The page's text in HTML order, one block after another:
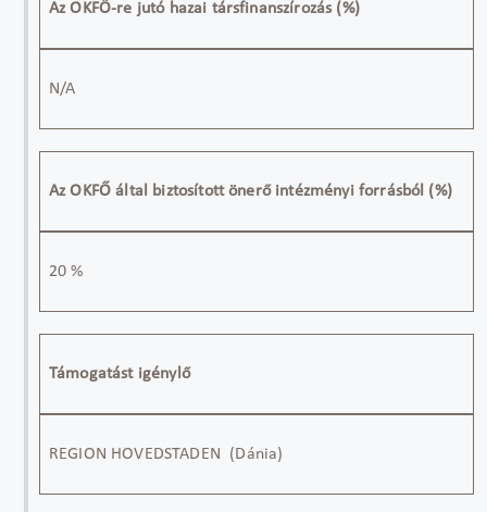
Az OKFŐ-re jutó hazai társfinanszírozás (%)
N/A
Az OKFŐ által biztosított önerő intézményi forrásból (%)
20 %
Támogatást igénylő
REGION HOVEDSTADEN (Dánia)